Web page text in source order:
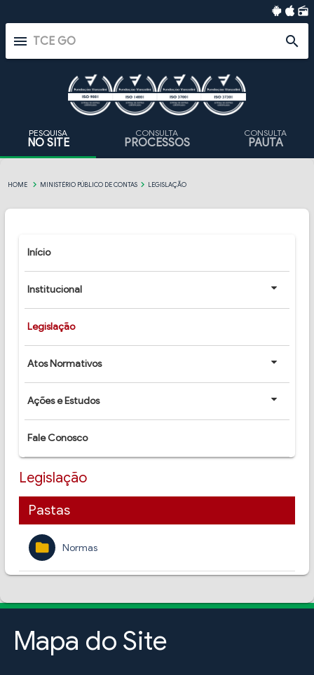
radio
menu search
PESQUISA
NO SITE
CONSULTA
PROCESSOS
CONSULTA
PAUTA
HOME MINISTÉRIO PÚBLICO DE CONTAS LEGISLAÇÃO
Início
Institucional
Legislação
Atos Normativos
Ações e Estudos
Fale Conosco
Legislação
Pastas
folder Normas
de
Ética
Mapa do Site